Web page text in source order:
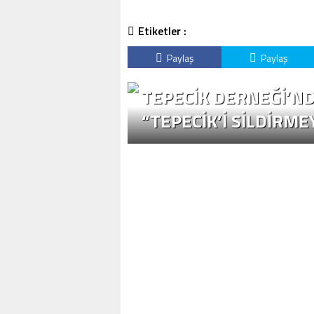
Etiketler :
Paylaş Paylaş
TEPECİK
“TEPECİK’İ